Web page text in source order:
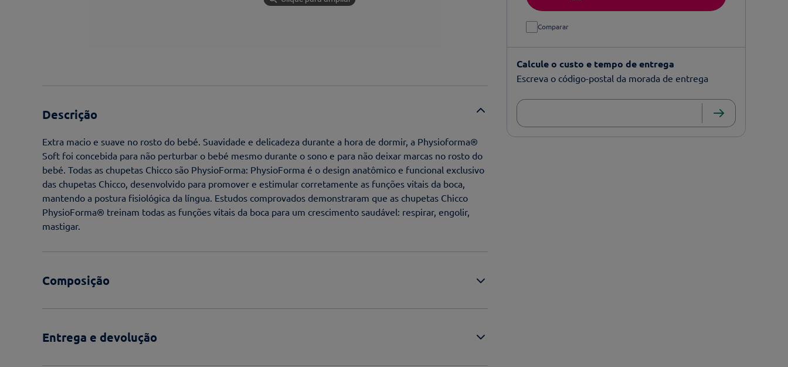
Descrição
Extra macio e suave no rosto do bebé. Suavidade e delicadeza durante a hora de dormir, a Physioforma®
Soft foi concebida para não perturbar o bebé mesmo durante o sono e para não deixar marcas no rosto do
bebé. Todas as chupetas Chicco são PhysioForma: PhysioForma é o design anatômico e funcional exclusivo
das chupetas Chicco, desenvolvido para promover e estimular corretamente as funções vitais da boca,
mantendo a postura fisiológica da língua. Estudos comprovados demonstraram que as chupetas Chicco
PhysioForma® treinam todas as funções vitais da boca para um crescimento saudável: respirar, engolir,
mastigar.
Composição
Entrega e devolução
Comparar
Calcule o custo e tempo de entrega
Escreva o código-postal da morada de entrega